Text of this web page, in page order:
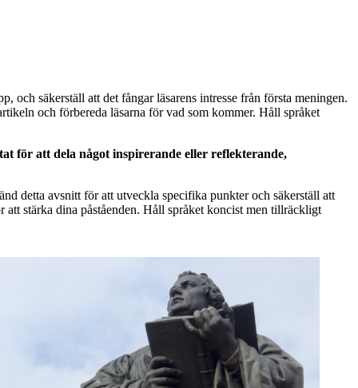
säkerställ att det fångar läsarens intresse från första meningen.
och förbereda läsarna för vad som kommer. Håll språket
för att dela något inspirerande eller reflekterande,
detta avsnitt för att utveckla specifika punkter och säkerställ att
stärka dina påståenden. Håll språket koncist men tillräckligt